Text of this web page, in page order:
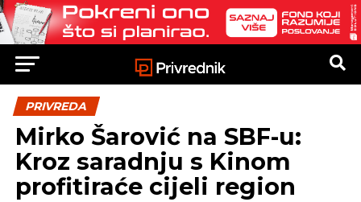
PRIVREDA
Mirko Šarović na SBF-u:
Kroz saradnju s Kinom
profitiraće cijeli region